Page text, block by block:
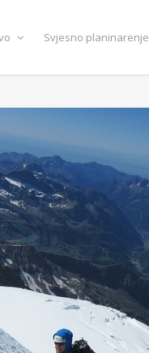
Svjesno planinarenje